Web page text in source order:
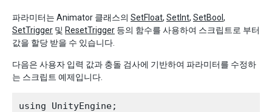
파라미터는 Animator 클래스의 SetFloat, SetInt, SetBool ,
SetTrigger 및 ResetTrigger 등의 함수를 사용하여 스크립트로 부터
값을 할당 받을 수 있습니다.
다음은 사용자 입력 값과 충돌 검사에 기반하여 파라미터를 수정하
는 스크립트 예제입니다.
using UnityEngine;